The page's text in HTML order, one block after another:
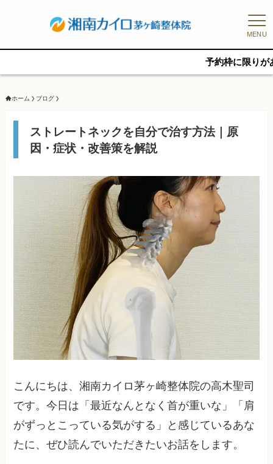
MENU
予約枠に限りがあるため、
ホーム ブログ
ストレートネックを自分で治す方法｜原
因・症状・改善策を解説
こんにちは、湘南カイロ茅ヶ崎整体院の高木聖司
です。今日は「最近なんとなく首が重いな」「肩
がずっとこっている気がする」と感じているあな
たに、ぜひ読んでいただきたいお話をします。